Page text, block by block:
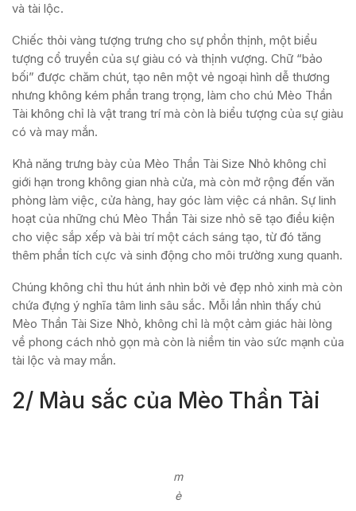
và tài lộc.
Chiếc thỏi vàng tượng trưng cho sự phồn thịnh, một biểu
tượng cổ truyền của sự giàu có và thịnh vượng. Chữ “bảo
bối” được chăm chút, tạo nên một vẻ ngoại hình dễ thương
nhưng không kém phần trang trọng, làm cho chú Mèo Thần
Tài không chỉ là vật trang trí mà còn là biểu tượng của sự giàu
có và may mắn.
Khả năng trưng bày của Mèo Thần Tài Size Nhỏ không chỉ
giới hạn trong không gian nhà cửa, mà còn mở rộng đến văn
phòng làm việc, cửa hàng, hay góc làm việc cá nhân. Sự linh
hoạt của những chú Mèo Thần Tài size nhỏ sẽ tạo điều kiện
cho việc sắp xếp và bài trí một cách sáng tạo, từ đó tăng
thêm phần tích cực và sinh động cho môi trường xung quanh.
Chúng không chỉ thu hút ánh nhìn bởi vẻ đẹp nhỏ xinh mà còn
chứa đựng ý nghĩa tâm linh sâu sắc. Mỗi lần nhìn thấy chú
Mèo Thần Tài Size Nhỏ, không chỉ là một cảm giác hài lòng
về phong cách nhỏ gọn mà còn là niềm tin vào sức mạnh của
tài lộc và may mắn.
2/ Màu sắc của Mèo Thần Tài
m
è